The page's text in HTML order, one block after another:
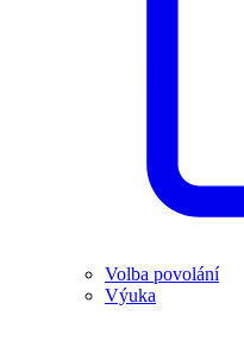
Volba povolání
Výuka